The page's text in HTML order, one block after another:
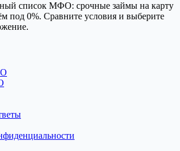
список МФО: срочные займы на карту
под 0%. Сравните условия и выберите